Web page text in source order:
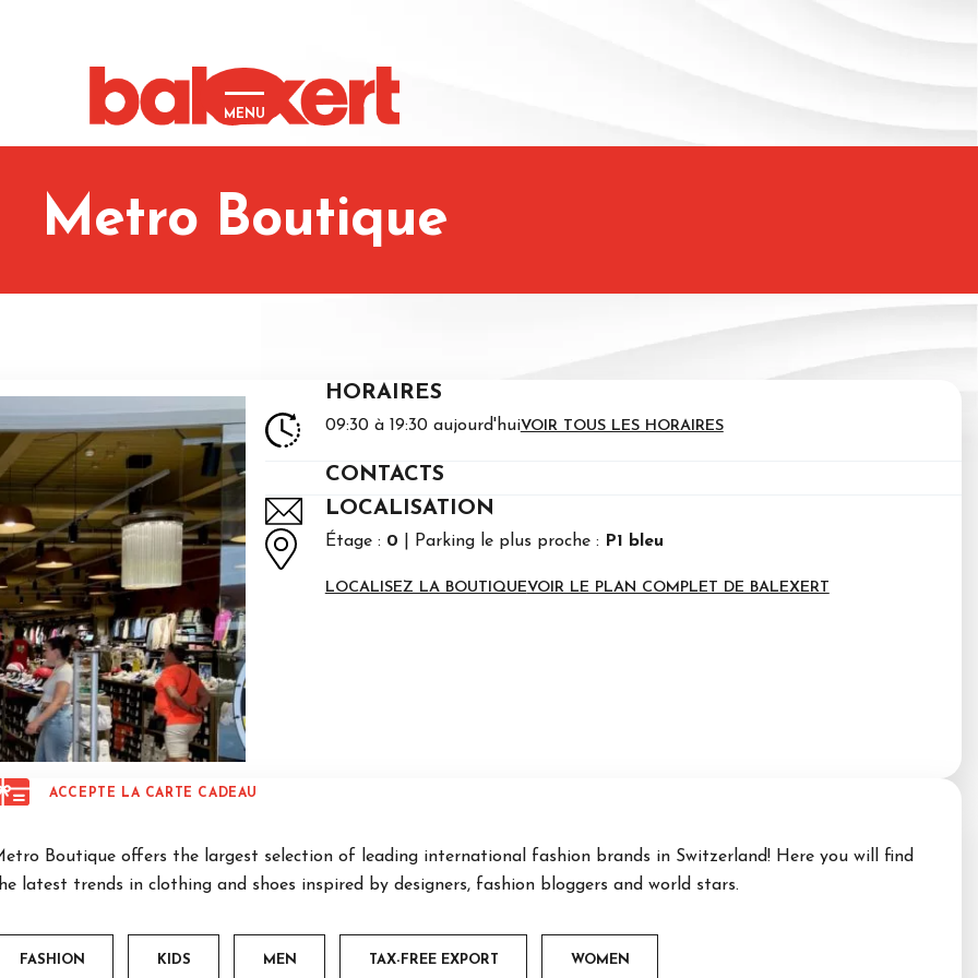
MENU
Metro Boutique
HORAIRES
09:30 à 19:30 aujourd'huiVOIR TOUS LES HORAIRES
CONTACTS
LOCALISATION
Étage : 0 Parking le plus proche : P1 bleu
LOCALISEZ LA BOUTIQUEVOIR LE PLAN COMPLET DE BALEXERT
ACCEPTE LA CARTE CADEAU
Boutique offers the largest selection of leading international fashion brands in Switzerland! Here you will find
latest trends in clothing and shoes inspired by designers, fashion bloggers and world stars.
FASHION KIDS MEN TAX-FREE EXPORT WOMEN